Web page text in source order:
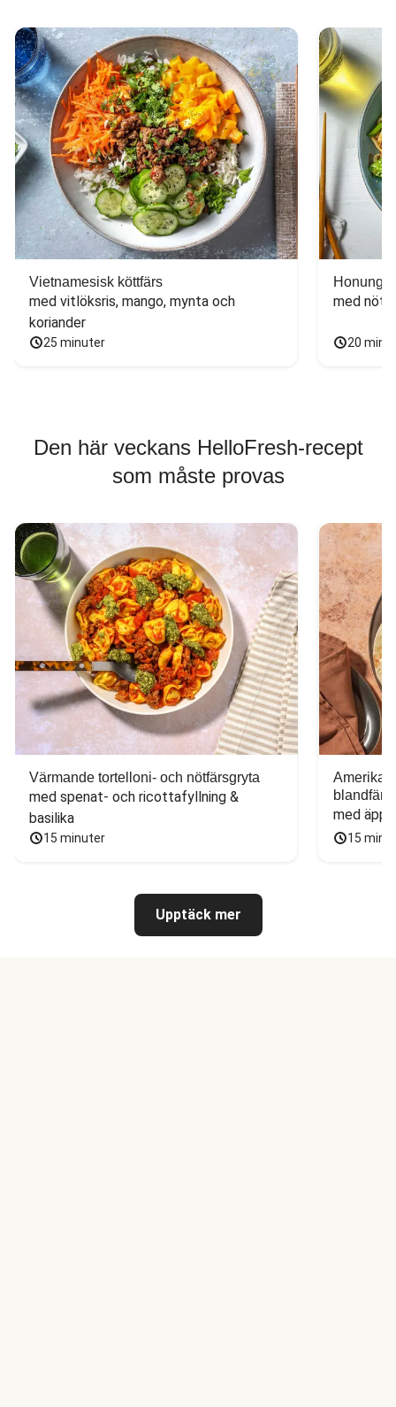
Vietnamesisk köttfärs
med vitlöksris, mango, mynta och
koriander
25 minuter
med
20
Den här veckans HelloFresh-recept
som måste provas
Värmande tortelloni- och nötfärsgryta
med spenat- och ricottafyllning &
basilika
15 minuter
blandfärs
med
15
Upptäck mer